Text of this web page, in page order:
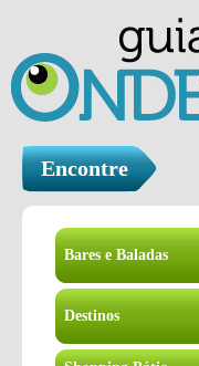
Encontre
Bares e Baladas
Destinos